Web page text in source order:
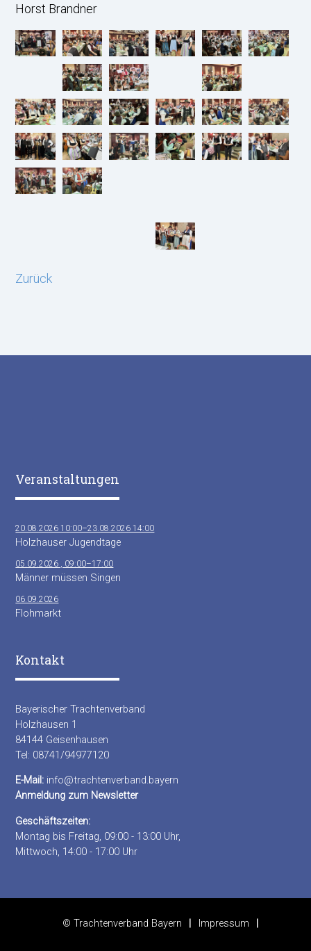
Horst Brandner
Zurück
Veranstaltungen
20.08.2026 10:00–23.08.2026 14:00
Holzhauser Jugendtage
05.09.2026 , 09:00–17:00
Männer müssen Singen
06.09.2026
Flohmarkt
Kontakt
Bayerischer Trachtenverband
Holzhausen 1
84144 Geisenhausen
Tel: 08741/94977120
E-Mail: info@trachtenverband.bayern
Anmeldung zum Newsletter
Geschäftszeiten:
Montag bis Freitag, 09:00 - 13:00 Uhr,
Mittwoch, 14:00 - 17:00 Uhr
© Trachtenverband Bayern Impressum